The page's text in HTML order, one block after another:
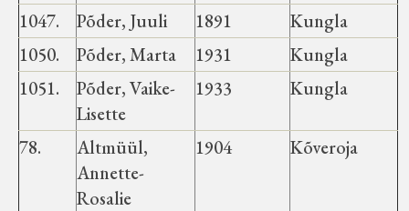
1047. Põder, Juuli 1891
Kungla
1050.
Põder, Marta 1931
Kungla
1051.
Põder, Vaike-
Lisette
1933 Kungla
78.
Altmüül,
Annette-
Rosalie
1904 Kõveroja